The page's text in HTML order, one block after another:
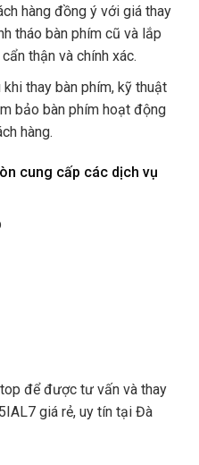
hàng đồng ý với giá thay
tháo bàn phím cũ và lắp
thận và chính xác.
khi thay bàn phím, kỹ thuật
bảo bàn phím hoạt động
hàng.
cung cấp các dịch vụ
để được tư vấn và thay
giá rẻ, uy tín tại Đà